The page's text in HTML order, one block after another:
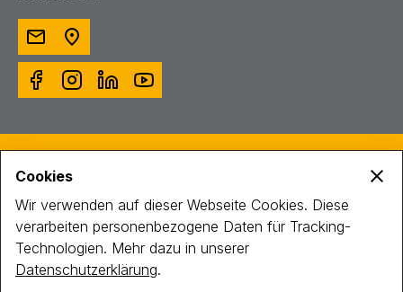
Intranet
Datenschutz
Cookies
Wir verwenden auf dieser Webseite Cookies. Diese
verarbeiten personenbezogene Daten für Tracking-
Technologien. Mehr dazu in unserer
Datenschutzerklärung.